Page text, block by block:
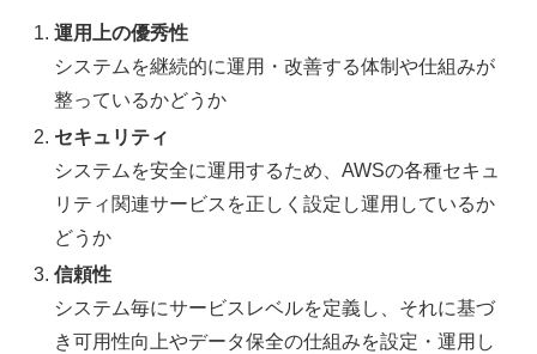
運用上の優秀性
システムを継続的に運用・改善する体制や仕組みが
整っているかどうか
セキュリティ
システムを安全に運用するため、AWSの各種セキュ
リティ関連サービスを正しく設定し運用しているか
どうか
信頼性
システム毎にサービスレベルを定義し、それに基づ
き可用性向上やデータ保全の仕組みを設定・運用し